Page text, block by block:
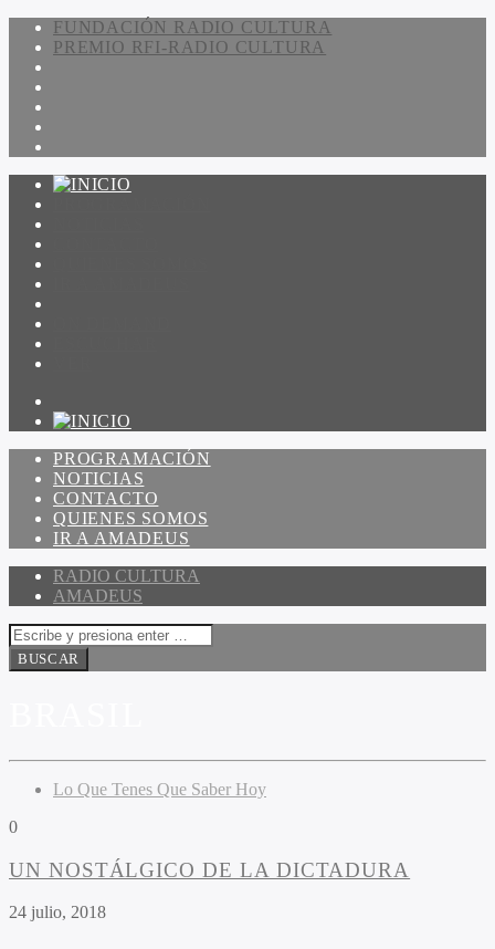
FUNDACIÓN RADIO CULTURA
PREMIO RFI-RADIO CULTURA
PROGRAMACIÓN
NOTICIAS
CONTACTO
QUIENES SOMOS
IR A AMADEUS
RADIO CULTURA
AMADEUS
Lo Que Tenes Que Saber Hoy
0
UN NOSTÁLGICO DE LA DICTADURA
24 julio, 2018